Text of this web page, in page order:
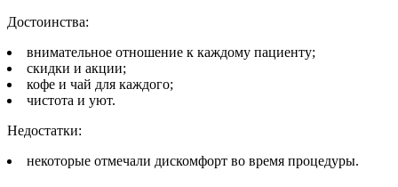
Достоинства:
внимательное отношение к каждому пациенту;
скидки и акции;
кофе и чай для каждого;
чистота и уют.
Недостатки:
некоторые отмечали дискомфорт во время процедуры.